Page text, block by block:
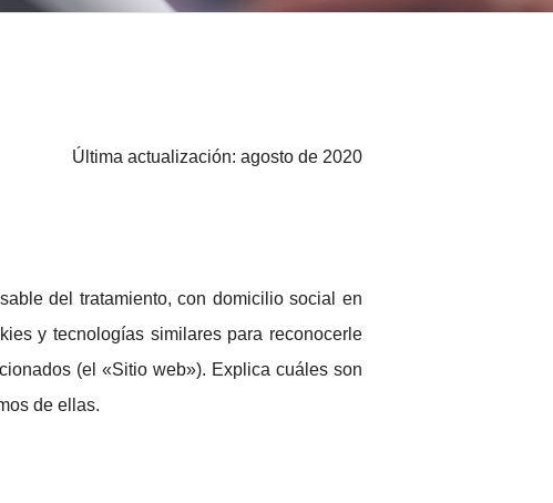
Última actualización: agosto de 2020
del tratamiento, con domicilio social en
y tecnologías similares para reconocerle
(el «Sitio web»). Explica cuáles son
de ellas.